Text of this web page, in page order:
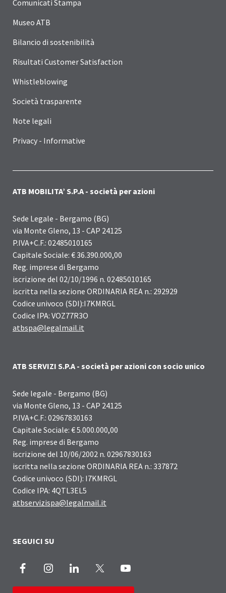
Comunicati Stampa
Museo ATB
Bilancio di sostenibilità
Risultati Customer Satisfaction
Whistleblowing
Società trasparente
Note legali
Privacy - Informative
ATB MOBILITA’ S.P.A - società per azioni
Sede Legale - Bergamo (BG)
via Monte Gleno, 13 - CAP 24125
P.IVA+C.F.: 02485010165
Capitale Sociale: € 36.390.000,00
Reg. imprese di Bergamo
iscrizione del 02/10/1996 n. 02485010165
iscritta nella sezione ORDINARIA REA n.: 292929
Codice univoco (SDI):I7KMRGL
Codice IPA: VOZ77R3O
atbspa@legalmail.it
ATB SERVIZI S.P.A - società per azioni con socio unico
Sede legale - Bergamo (BG)
via Monte Gleno, 13 - CAP 24125
P.IVA+C.F.: 02967830163
Capitale Sociale: € 5.000.000,00
Reg. imprese di Bergamo
iscrizione del 10/06/2002 n. 02967830163
iscritta nella sezione ORDINARIA REA n.: 337872
Codice univoco (SDI): I7KMRGL
Codice IPA: 4QTL3EL5
atbservizispa@legalmail.it
SEGUICI SU
Facebook InstagramLinkedIn